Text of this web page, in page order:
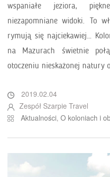
wspaniałe jeziora,
niezapomniane widoki. To
rymują się najciekawiej…
na Mazurach świetnie
otoczeniu nieskażonej natury
2019.02.04
Zespół Szarpie Travel
Aktualności, O koloniach i